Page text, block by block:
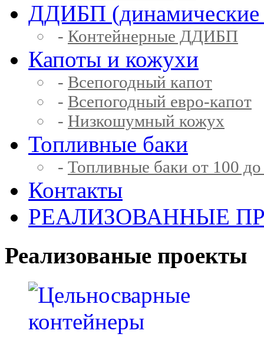
ДДИБП
- Контейнерные ДДИБП
Капоты и кожухи
- Всепогодный капот
- Всепогодный евро-капот
- Низкошумный кожух
Топливные баки
- Топливные баки от 100
Контакты
РЕАЛИЗОВАННЫЕ
Реализованые проекты